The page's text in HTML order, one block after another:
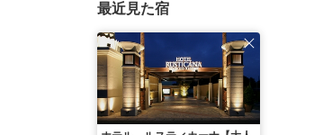
最近見た宿